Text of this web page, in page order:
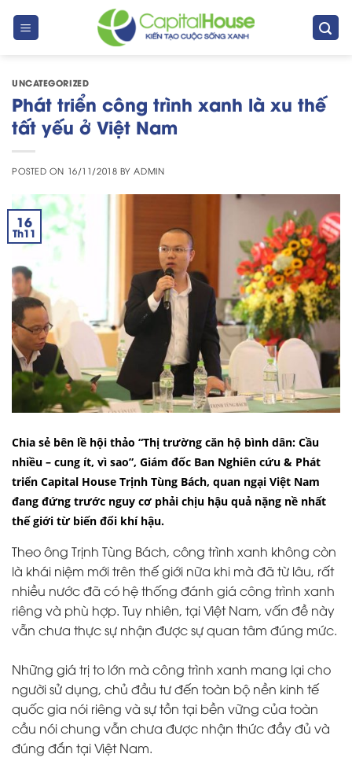
UNCATEGORIZED
Phát triển công trình xanh là xu thế
tất yếu ở Việt Nam
POSTED ON 16/11/2018 BY ADMIN
16
Th11
Chia sẻ bên lề hội thảo “Thị trường căn hộ bình dân: Cầu
nhiều – cung ít, vì sao”, Giám đốc Ban Nghiên cứu & Phát
triển Capital House Trịnh Tùng Bách, quan ngại Việt Nam
đang đứng trước nguy cơ phải chịu hậu quả nặng nề nhất
thế giới từ biến đổi khí hậu.
Theo ông Trịnh Tùng Bách, công trình xanh không còn
là khái niệm mới trên thế giới nữa khi mà đã từ lâu, rất
nhiều nước đã có hệ thống đánh giá công trình xanh
riêng và phù hợp. Tuy nhiên, tại Việt Nam, vấn đề này
vẫn chưa thực sự nhận được sự quan tâm đúng mức.
Những giá trị to lớn mà công trình xanh mang lại cho
người sử dụng, chủ đầu tư đến toàn bộ nền kinh tế
quốc gia nói riêng và sự tồn tại bền vững của toàn
cầu nói chung vẫn chưa được nhận thức đầy đủ và
đúng đắn tại Việt Nam.